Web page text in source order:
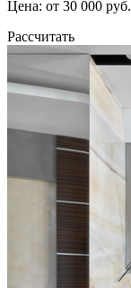
Цена: от 30 000 руб.
Рассчитать